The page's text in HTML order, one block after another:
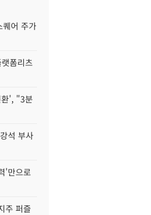
어 주가
폼리츠
환', "3분
석 부사
'만으로
주 퍼즐